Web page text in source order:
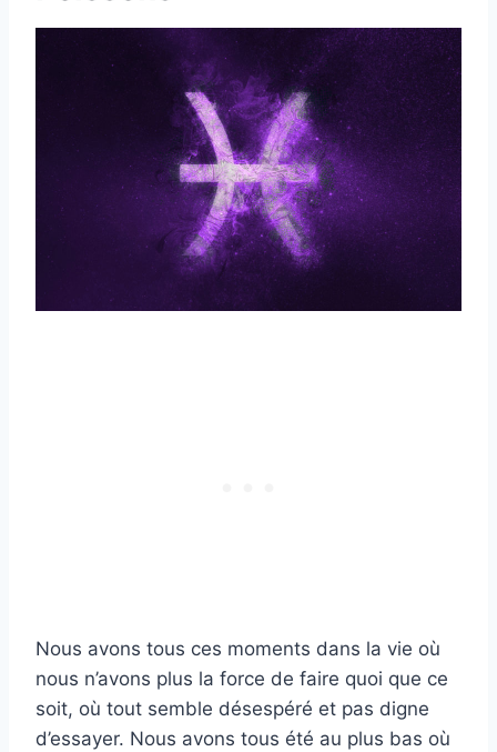
Nous avons tous ces moments dans la vie où
nous n’avons plus la force de faire quoi que ce
soit, où tout semble désespéré et pas digne
d’essayer. Nous avons tous été au plus bas où